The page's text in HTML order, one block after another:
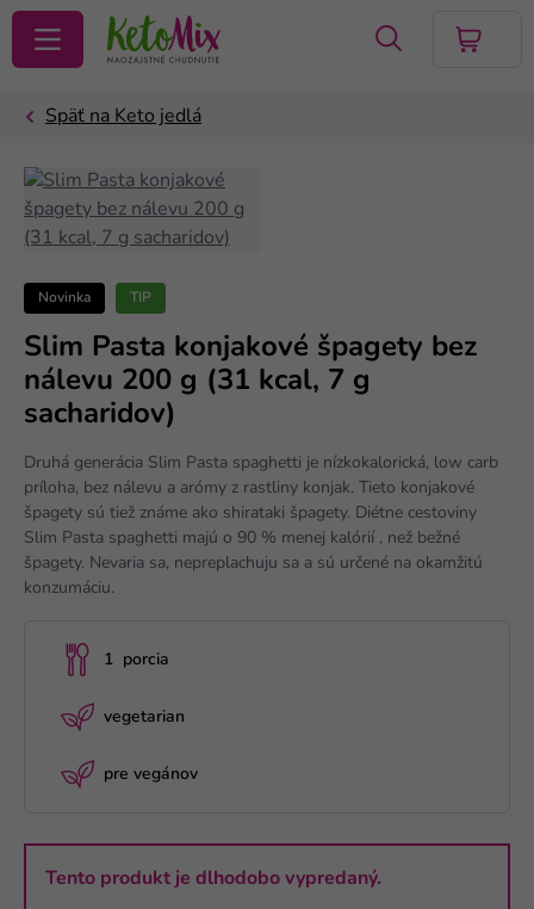
VYHĽADAŤ
Novinka TIP
Slim Pasta konjakové špagety bez
nálevu 200 g (31 kcal, 7 g
sacharidov)
Druhá generácia Slim Pasta spaghetti je nízkokalorická, low carb
príloha, bez nálevu a arómy z rastliny konjak. Tieto konjakové
špagety sú tiež známe ako shirataki špagety. Diétne cestoviny
Slim Pasta spaghetti majú o 90 % menej kalórií , než bežné
špagety. Nevaria sa, nepreplachuju sa a sú určené na okamžitú
konzumáciu.
1 porcia
vegetarian
pre vegánov
Tento produkt je dlhodobo vypredaný.